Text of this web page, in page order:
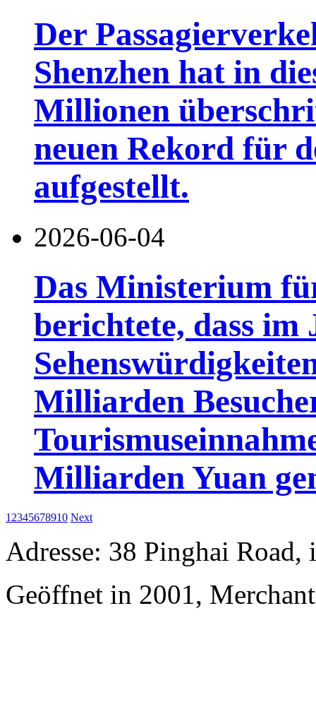
Der
Shenzhen hat in
Millionen
neuen Rekord für
aufgestellt.
2026-06-04
Das Ministerium
berichtete, dass im
Milliarden
Milliarden Yuan
1 2345678910 Next
Adresse: 38 Pinghai Road,
Geöffnet in 2001,